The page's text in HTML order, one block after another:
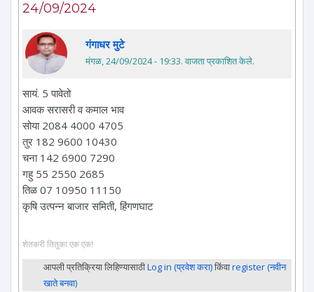
24/09/2024
गंगाधर मुटे
मंगळ, 24/09/2024 - 19:33. वाजता प्रकाशित केले.
सायं. 5 पावेतो
आवक सरासरी व कमाल भाव
सोया 2084 4000 4705
तुर 182 9600 10430
चना 142 6900 7290
गहु 55 2550 2685
तिळ 07 10950 11150
कृषि उत्पन्न बाजार समिती, हिंगणघाट
शेतकरी तितुका एक एक!
आपली प्रतिक्रिया लिहिण्यासाठीLog in (प्रवेश करा)किंवाregister (नवीन
खाते बनवा)